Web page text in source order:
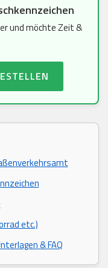
und möchte Zeit &
etc.)
& FAQ